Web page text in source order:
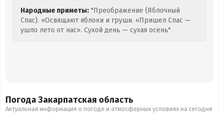
Народные приметы: "Преображение (Яблочный
Спас). «Освящают яблоки и груши. «Пришел Спас —
ушло лето от нас». Сухой день — сухая осень"
Погода Закарпатская область
Актуальная информация о погоде и атмосферных условиях на сегодня